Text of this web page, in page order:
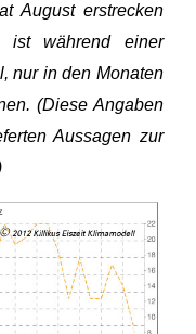
August erstrecken
ist während einer
nur in den Monaten
(Diese Angaben
Aussagen zur